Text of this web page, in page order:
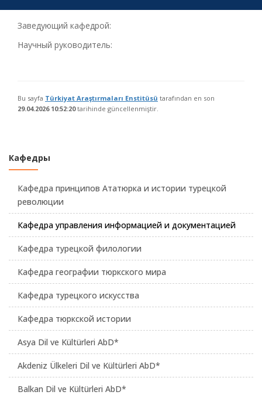
Заведующий кафедрой:
Научный руководитель:
Bu sayfa Türkiyat Araştırmaları Enstitüsü tarafından en son
29.04.2026 10:52:20tarihinde güncellenmiştir.
Кафедры
Кафедра принципов Ататюрка и истории турецкой
революции
Кафедра управления информацией и документацией
Кафедра турецкой филологии
Кафедра географии тюркского мира
Кафедра турецкого искусства
Кафедра тюркской истории
Asya Dil ve Kültürleri AbD*
Akdeniz Ülkeleri Dil ve Kültürleri AbD*
Balkan Dil ve Kültürleri AbD*